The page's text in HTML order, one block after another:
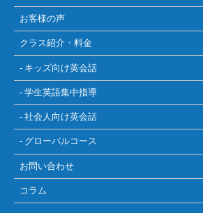
お客様の声
クラス紹介・料金
- キッズ向け英会話
- 学生英語集中指導
- 社会人向け英会話
- グローバルコース
お問い合わせ
コラム